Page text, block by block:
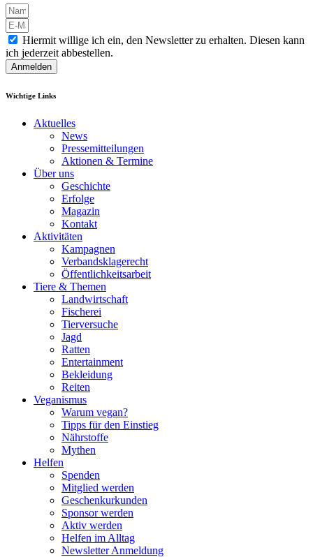
Hiermit willige ich ein, den Newsletter zu erhalten. Diesen kann
ich jederzeit abbestellen.
Anmelden
Wichtige Links
Aktuelles
News
Pressemitteilungen
Aktionen & Termine
Über uns
Geschichte
Erfolge
Magazin
Kontakt
Aktivitäten
Kampagnen
Verbandsklagerecht
Öffentlichkeitsarbeit
Tiere & Themen
Landwirtschaft
Fischerei
Tierversuche
Jagd
Ratten
Entertainment
Bekleidung
Reiten
Veganismus
Warum vegan?
Tipps für den Einstieg
Nährstoffe
Mythen
Helfen
Spenden
Mitglied werden
Geschenkurkunden
Sponsor werden
Aktiv werden
Helfen im Alltag
Newsletter Anmeldung